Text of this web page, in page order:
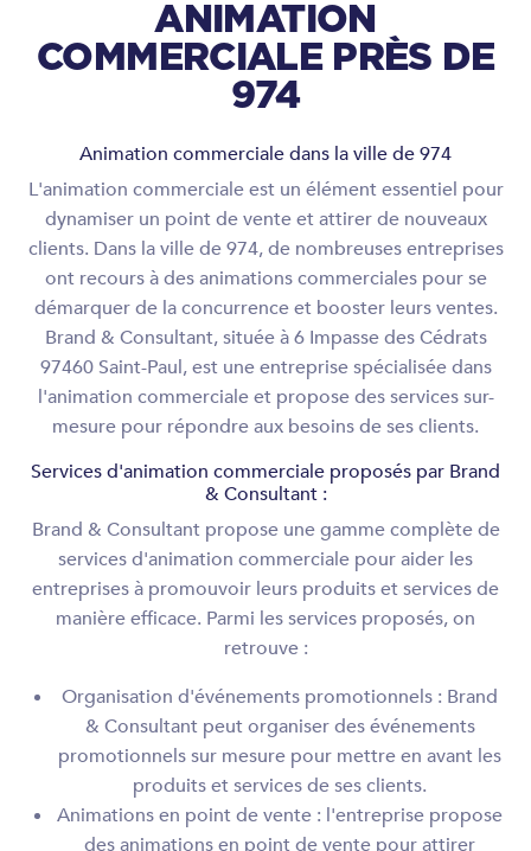
ANIMATION
COMMERCIALE PRÈS DE
974
Animation commerciale dans la ville de 974
L'animation commerciale est un élément essentiel pour
dynamiser un point de vente et attirer de nouveaux
clients. Dans la ville de 974, de nombreuses entreprises
ont recours à des animations commerciales pour se
démarquer de la concurrence et booster leurs ventes.
Brand & Consultant, située à 6 Impasse des Cédrats
97460 Saint-Paul, est une entreprise spécialisée dans
l'animation commerciale et propose des services sur-
mesure pour répondre aux besoins de ses clients.
Services d'animation commerciale proposés par Brand
& Consultant :
Brand & Consultant propose une gamme complète de
services d'animation commerciale pour aider les
entreprises à promouvoir leurs produits et services de
manière efficace. Parmi les services proposés, on
retrouve :
Organisation d'événements promotionnels : Brand
& Consultant peut organiser des événements
promotionnels sur mesure pour mettre en avant les
produits et services de ses clients.
Animations en point de vente : l'entreprise propose
des animations en point de vente pour attirer